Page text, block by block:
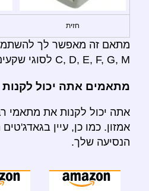
חזית
C, D, E, F, G, M לסוגי שקעים: I.
מתאמים אתה יכול לקנות
אתה יכול לקנות את מתאמי
אמזון. כמו כן, עיין
הנסיעה שלך.